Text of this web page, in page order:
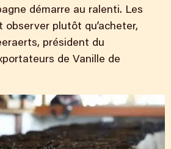
démarre au ralenti. Les
plutôt qu’acheter,
président du
de Vanille de